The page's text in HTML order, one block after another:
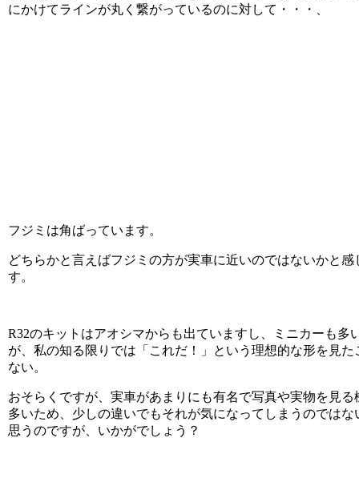
にかけてラインが丸く繋がっているのに対して・・・、
フジミは角ばっています。
どちらかと言えばフジミの方が実車に近いのではないかと感
す。
R32のキットはアオシマからも出ていますし、ミニカーも多
が、私の知る限りでは「これだ！」という理想的な形を見た
ない。
おそらくですが、実車があまりにも有名で写真や実物を見る
多いため、少しの違いでもそれが気になってしまうのではな
思うのですが、いかがでしょう？